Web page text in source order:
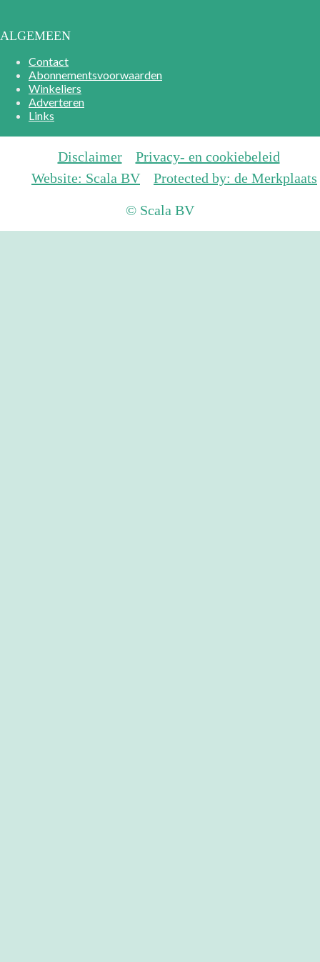
ALGEMEEN
Contact
Abonnementsvoorwaarden
Winkeliers
Adverteren
Links
Disclaimer
Privacy- en cookiebeleid
Website: Scala BV
Protected by: de Merkplaats
© Scala BV